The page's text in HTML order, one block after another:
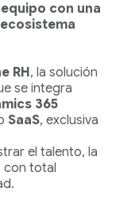
con una
RH, la solución
se integra
365
SaaS, exclusiva
el talento, la
con total